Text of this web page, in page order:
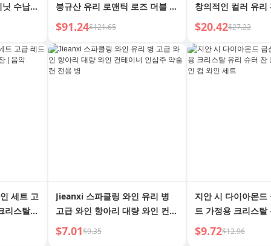
닛 수납
붕규산 유리 로맨틱 로즈 더블 샴
페인 잔
$91.24$121.65
창의적인 컬러 유리
포인트 | 아이스 페
$20.42$27.22
세트 고
리스탈
Jieanxi 스파클링 와인 유리 병
고급 와인 항아리 대량 와인 컨테
이너 인삼주 약술 캔 전용 병
$7.01$9.35
지안 시 다이아몬드
트 가정용 크리스탈
중국 술 칸막이 와
트
$9.72$12.96